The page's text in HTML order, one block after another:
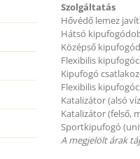
Szolgáltatás
Hővédő lemez
Hátsó
Középső
Flexibilis
Kipufogó
Flexibilis
Katalizátor (alsó
Katalizátor (felső,
Sportkipufogó
A megjelölt árak